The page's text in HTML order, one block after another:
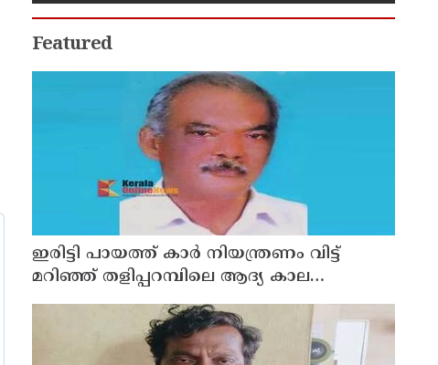
Featured
ഇരിട്ടി പായത്ത് കാർ നിയന്ത്രണം വിട്ട്
മറിഞ്ഞ് തളിപ്പറമ്പിലെ ആദ്യ കാല
കോണ്‍ഗ്രസ് നേതാവ് മരിച്ചു